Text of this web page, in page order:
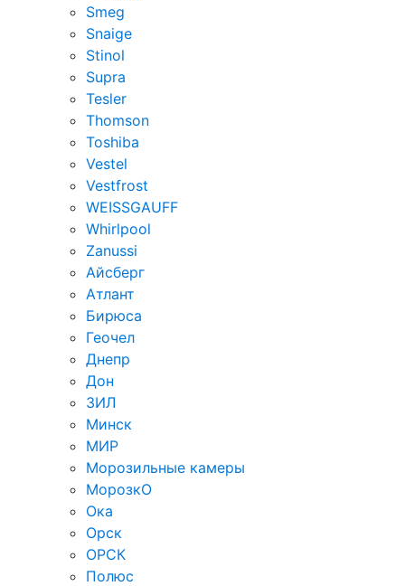
Smeg
Snaige
Stinol
Supra
Tesler
Thomson
Toshiba
Vestel
Vestfrost
WEISSGAUFF
Whirlpool
Zanussi
Айсберг
Атлант
Бирюса
Геочел
Днепр
Дон
ЗИЛ
Минск
МИР
Морозильные камеры
МорозкО
Ока
Орск
ОРСК
Полюс